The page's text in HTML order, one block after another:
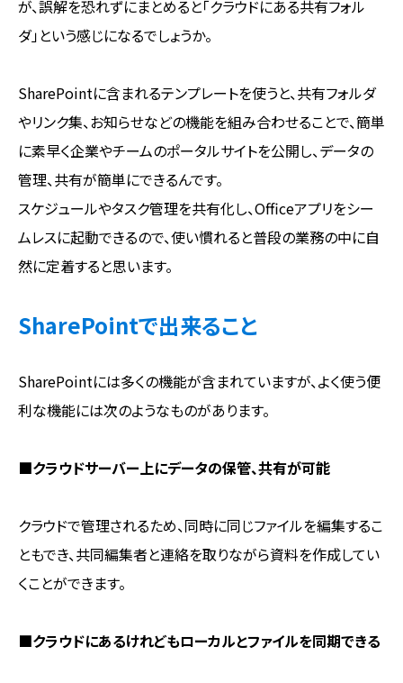
が、誤解を恐れずにまとめると「クラウドにある共有フォル
ダ」という感じになるでしょうか。
SharePointに含まれるテンプレートを使うと、共有フォルダ
やリンク集、お知らせなどの機能を組み合わせることで、簡単
に素早く企業やチームのポータルサイトを公開し、データの
管理、共有が簡単にできるんです。
スケジュールやタスク管理を共有化し、Officeアプリをシー
ムレスに起動できるので、使い慣れると普段の業務の中に自
然に定着すると思います。
SharePointで出来ること
SharePointには多くの機能が含まれていますが、よく使う便
利な機能には次のようなものがあります。
■クラウドサーバー上にデータの保管、共有が可能
クラウドで管理されるため、同時に同じファイルを編集するこ
ともでき、共同編集者と連絡を取りながら資料を作成してい
くことができます。
■クラウドにあるけれどもローカルとファイルを同期できる